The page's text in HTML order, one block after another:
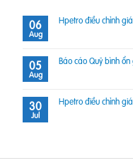
06
Aug
Hpetro điều chỉnh
05
Aug
Báo cáo Quỹ bình
30
Jul
Hpetro điều chỉnh